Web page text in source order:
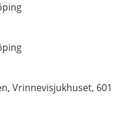
Vrinnevisjukhuset, 601